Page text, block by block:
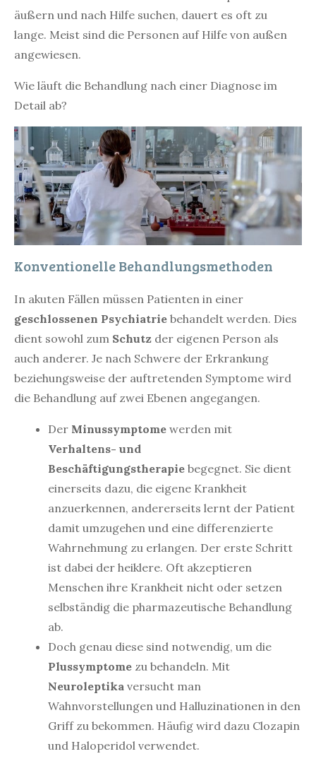
äußern und nach Hilfe suchen, dauert es oft zu
lange. Meist sind die Personen auf Hilfe von außen
angewiesen.
Wie läuft die Behandlung nach einer Diagnose im
Detail ab?
Konventionelle Behandlungsmethoden
In akuten Fällen müssen Patienten in einer
geschlossenen Psychiatrie behandelt werden. Dies
dient sowohl zum Schutz der eigenen Person als
auch anderer. Je nach Schwere der Erkrankung
beziehungsweise der auftretenden Symptome wird
die Behandlung auf zwei Ebenen angegangen.
Der Minussymptome werden mit
Verhaltens- und
Beschäftigungstherapie begegnet. Sie dient
einerseits dazu, die eigene Krankheit
anzuerkennen, andererseits lernt der Patient
damit umzugehen und eine differenzierte
Wahrnehmung zu erlangen. Der erste Schritt
ist dabei der heiklere. Oft akzeptieren
Menschen ihre Krankheit nicht oder setzen
selbständig die pharmazeutische Behandlung
ab.
Doch genau diese sind notwendig, um die
Plussymptome zu behandeln. Mit
Neuroleptika versucht man
Wahnvorstellungen und Halluzinationen in den
Griff zu bekommen. Häufig wird dazu Clozapin
und Haloperidol verwendet.